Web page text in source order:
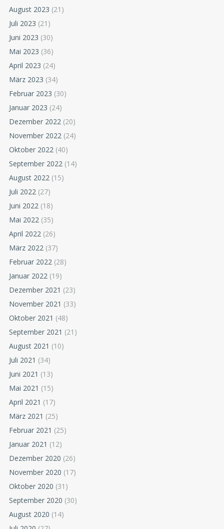
August 2023 (21)
Juli 2023 (21)
Juni 2023 (30)
Mai 2023 (36)
April 2023 (24)
März 2023 (34)
Februar 2023 (30)
Januar 2023 (24)
Dezember 2022 (20)
November 2022 (24)
Oktober 2022 (40)
September 2022 (14)
August 2022 (15)
Juli 2022 (27)
Juni 2022 (18)
Mai 2022 (35)
April 2022 (26)
März 2022 (37)
Februar 2022 (28)
Januar 2022 (19)
Dezember 2021 (23)
November 2021 (33)
Oktober 2021 (48)
September 2021 (21)
August 2021 (10)
Juli 2021 (34)
Juni 2021 (13)
Mai 2021 (15)
April 2021 (17)
März 2021 (25)
Februar 2021 (25)
Januar 2021 (12)
Dezember 2020 (26)
November 2020 (17)
Oktober 2020 (31)
September 2020 (30)
August 2020 (14)